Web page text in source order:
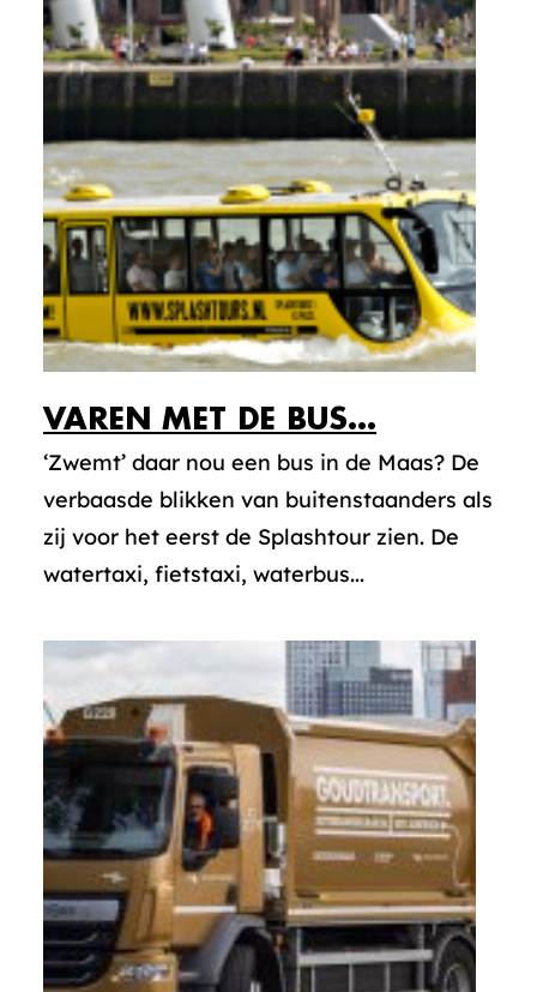
VAREN MET DE BUS…
‘Zwemt’ daar nou een bus in de Maas? De
verbaasde blikken van buitenstaanders als
zij voor het eerst de Splashtour zien. De
watertaxi, fietstaxi, waterbus...